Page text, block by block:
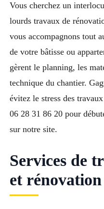
Vous cherchez un
lourds travaux de
vous accompagnons tout
de votre bâtisse ou
gèrent le planning, les
technique du chantier.
évitez le stress des
06 28 31 86 20 pour
sur notre site.
Services de
et